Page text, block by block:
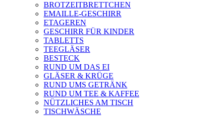
BROTZEITBRETTCHEN
EMAILLE-GESCHIRR
ETAGEREN
GESCHIRR FÜR KINDER
TABLETTS
TEEGLÄSER
BESTECK
RUND UM DAS EI
GLÄSER & KRÜGE
RUND UMS GETRÄNK
RUND UM TEE & KAFFEE
NÜTZLICHES AM TISCH
TISCHWÄSCHE